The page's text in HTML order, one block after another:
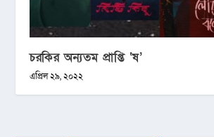
চরকির অন্যতম প্রাপ্তি ‘ষ’
এপ্রিল ২৯, ২০২২